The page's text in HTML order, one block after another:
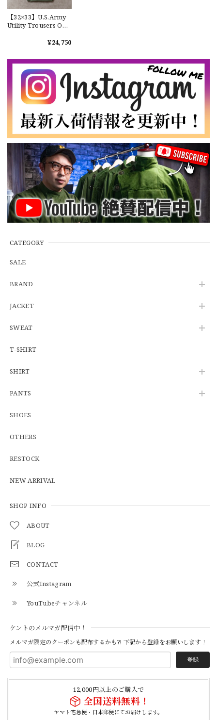
CATEGORY
SALE
BRAND
JACKET
SWEAT
T-SHIRT
SHIRT
PANTS
SHOES
OTHERS
RESTOCK
NEW ARRIVAL
SHOP INFO
ABOUT
BLOG
CONTACT
公式Instagram
YouTubeチャンネル
ケントのメルマガ配信中！
メルマガ限定のクーポンも配布するかも?! 下記から登録をお願いします！
登録
12,000円以上のご購入で
全国送料無料！
ヤマト宅急便・日本郵便にてお届けします。
2026/07/14
【Cooperstown Ball Cap】Made in USA Baseball Cap "NY" STONE×GREEN 新品 クーパーズタウンボールキャップ 6パネル ２トーン 緑
３.1947 New York Cubans
2026/07/01
2026/06/29
【Additive and Line】Wallet Chain Nickel Silver WCH-005 新品 ウォレットチェーン 小判型 ニッケルシルバー 約40cm
2026/06/27
【Cooperstown Ball Cap】Made in USA Baseball Cap "1938 HOLLYWOOD STARS" 新品 クーパーズタウンボールキャップ ハリウッドスターズ 6パネル
とても早く対応頂きありがとうございました。
2026/04/21
NAVY
2026/04/21
【USED】Canadian Army IECS Fleece Pants 実物 カナダ軍 フリースパンツ ユーズド
⑥サイズ
2026/04/17
【32×33】U.S.Army
Utility Trousers OG-
ーパンツ ユーティリ
ンバックサテン レア
希少 No.637
¥24,750